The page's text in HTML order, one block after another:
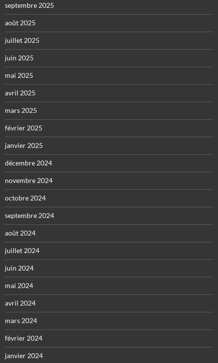
septembre 2025
août 2025
juillet 2025
juin 2025
mai 2025
avril 2025
mars 2025
février 2025
janvier 2025
décembre 2024
novembre 2024
octobre 2024
septembre 2024
août 2024
juillet 2024
juin 2024
mai 2024
avril 2024
mars 2024
février 2024
janvier 2024